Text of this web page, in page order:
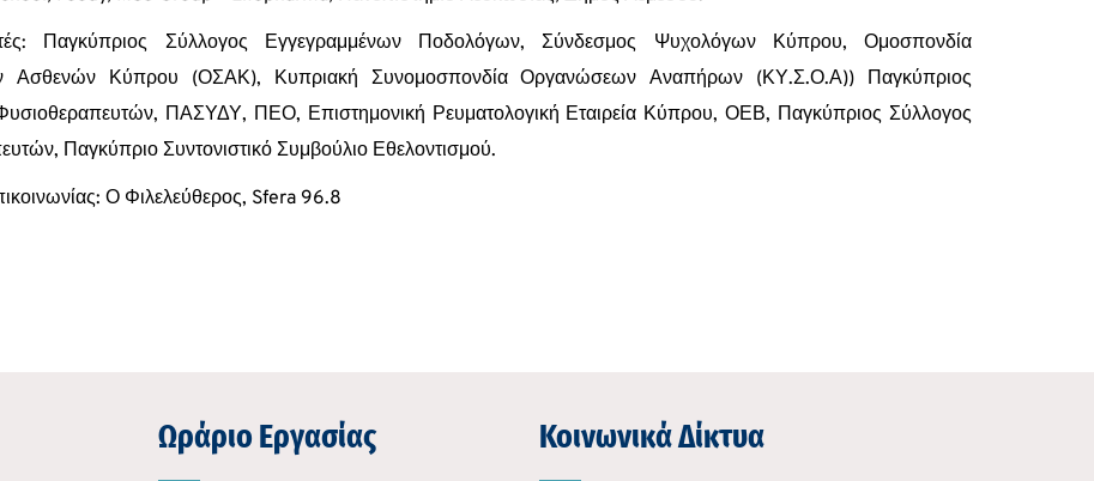
Παγκύπριος Σύλλογος Εγγεγραμμένων Ποδολόγων, Σύνδεσμος Ψυχολόγων Κύπρου, Ομοσπονδία
Ασθενών Κύπρου (ΟΣΑΚ), Κυπριακή Συνομοσπονδία Οργανώσεων Αναπήρων (ΚΥ.Σ.Ο.Α)) Παγκύπριος
ΠΑΣΥΔΥ, ΠΕΟ, Επιστημονική Ρευματολογική Εταιρεία Κύπρου, ΟΕΒ, Παγκύπριος Σύλλογος
Παγκύπριο Συντονιστικό Συμβούλιο Εθελοντισμού.
Ο Φιλελεύθερος, Sfera 96.8
Ωράριο Εργασίας Κοινωνικά Δίκτυα